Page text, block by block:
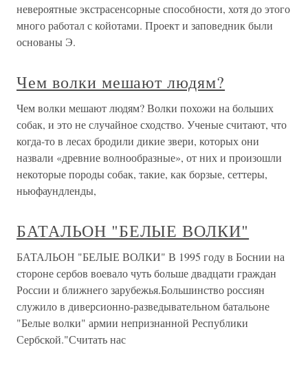
невероятные экстрасенсорные способности, хотя до этого
много работал с койотами. Проект и заповедник были
основаны Э.
Чем волки мешают людям?
Чем волки мешают людям? Волки похожи на больших
собак, и это не случайное сходство. Ученые считают, что
когда-то в лесах бродили дикие звери, которых они
назвали «древние волнообразные», от них и произошли
некоторые породы собак, такие, как борзые, сеттеры,
ньюфаундленды,
БАТАЛЬОН "БЕЛЫЕ ВОЛКИ"
БАТАЛЬОН "БЕЛЫЕ ВОЛКИ" В 1995 году в Боснии на
стороне сербов воевало чуть больше двадцати граждан
России и ближнего зарубежья.Большинство россиян
служило в диверсионно-разведывательном батальоне
"Белые волки" армии непризнанной Республики
Сербской."Считать нас